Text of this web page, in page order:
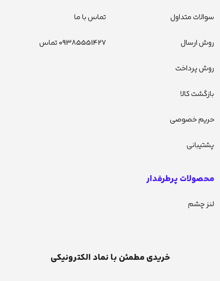
سوالات متداول
روش ارسال
روش پرداخت
بازگشت کالا
حریم خصوصی
پشتیبانی
تماس با ما
09385551427 تماس
محصولات پرطرفدار
لنز چشم
خریدی مطمئن با نماد الکترونیکی